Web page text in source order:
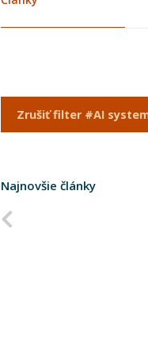
Zrušiť filter #AI
Najnovšie články